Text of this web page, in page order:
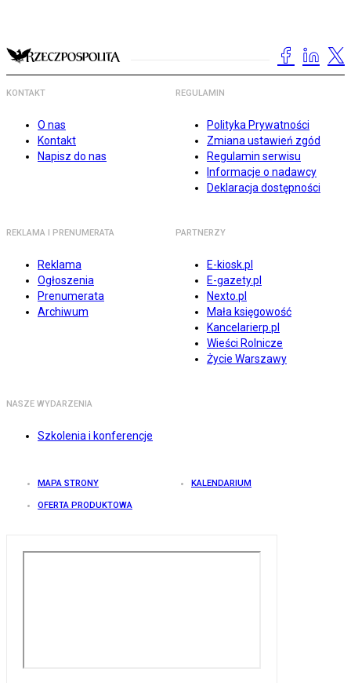
KONTAKT
O nas
Kontakt
Napisz do nas
REGULAMIN
Polityka Prywatności
Zmiana ustawień zgód
Regulamin serwisu
Informacje o nadawcy
Deklaracja dostępności
REKLAMA I PRENUMERATA
Reklama
Ogłoszenia
Prenumerata
Archiwum
PARTNERZY
E-kiosk.pl
E-gazety.pl
Nexto.pl
Mała księgowość
Kancelarierp.pl
Wieści Rolnicze
Życie Warszawy
NASZE WYDARZENIA
Szkolenia i konferencje
MAPA STRONY KALENDARIUM
OFERTA PRODUKTOWA